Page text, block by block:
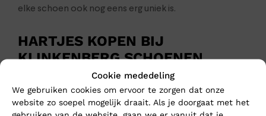
Cookie mededeling
We gebruiken cookies om ervoor te zorgen dat onze
website zo soepel mogelijk draait. Als je doorgaat met het
elke schoen ook nog eens erg uniek is.
HARTJES KOPEN BIJ
KLINKENBERG SCHOENEN
En natuurlijk ga je voor het beste advies van je nieuwe
schoenen naar Klinkenberg Schoenen in Geldrop. Dan
weet je zeker dat je lekker loopt op de juiste schoenen